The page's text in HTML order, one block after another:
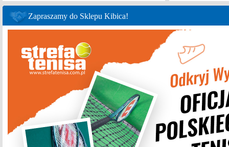
Zapraszamy do Sklepu Kibica!